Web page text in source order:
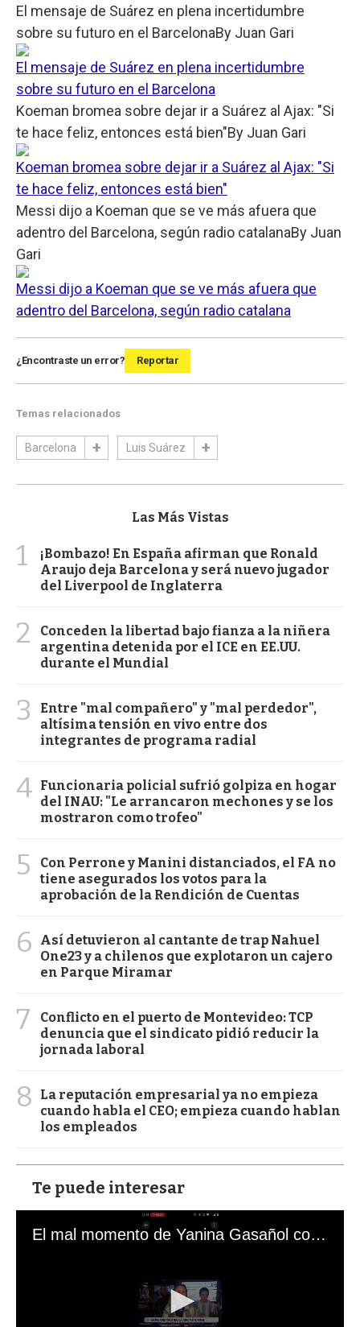
El mensaje de Suárez en plena incertidumbre
sobre su futuro en el BarcelonaBy Juan Gari
El mensaje de Suárez en plena incertidumbre
sobre su futuro en el Barcelona
Koeman bromea sobre dejar ir a Suárez al Ajax: "Si
te hace feliz, entonces está bien"By Juan Gari
Koeman bromea sobre dejar ir a Suárez al Ajax: "Si
te hace feliz, entonces está bien"
Messi dijo a Koeman que se ve más afuera que
adentro del Barcelona, según radio catalanaBy Juan
Gari
Messi dijo a Koeman que se ve más afuera que
adentro del Barcelona, según radio catalana
¿Encontraste un error? Reportar
Temas relacionados
Barcelona Luis Suárez
Las Más Vistas
1
¡Bombazo! En España afirman que Ronald
Araujo deja Barcelona y será nuevo jugador
del Liverpool de Inglaterra
2
Conceden la libertad bajo fianza a la niñera
argentina detenida por el ICE en EE.UU.
durante el Mundial
3
Entre "mal compañero" y "mal perdedor",
altísima tensión en vivo entre dos
integrantes de programa radial
4 Funcionaria policial sufrió golpiza en hogar
del INAU: "Le arrancaron mechones y se los
mostraron como trofeo"
5
Con Perrone y Manini distanciados, el FA no
tiene asegurados los votos para la
aprobación de la Rendición de Cuentas
6
Así detuvieron al cantante de trap Nahuel
One23 y a chilenos que explotaron un cajero
en Parque Miramar
7
Conflicto en el puerto de Montevideo: TCP
denuncia que el sindicato pidió reducir la
jornada laboral
8
La reputación empresarial ya no empieza
cuando habla el CEO; empieza cuando hablan
los empleados
Te puede interesar
El mal momento de Yanina Gasañol con un hincha argentino en "Subrayado"